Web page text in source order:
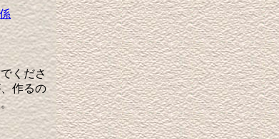
くださ
作るの